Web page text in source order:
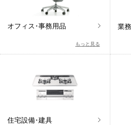
オフィス･事務用品
もっと見る
業
住宅設備･建具